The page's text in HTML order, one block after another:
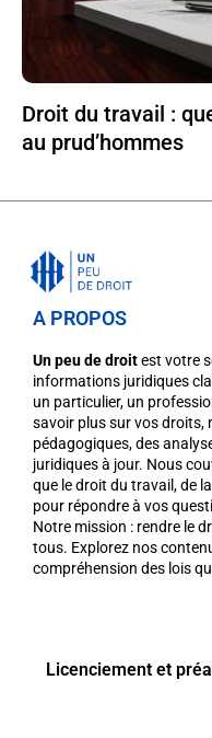
Droit du travail :
au prud’hommes
A PROPOS
Un peu de droitest votre
informations juridiques
un particulier, un
savoir plus sur vos droits,
pédagogiques, des
juridiques à jour. Nous
que le droit du travail, de
pour répondre à vos
Notre mission : rendre le
tous. Explorez nos
compréhension des lois
Licenciement et